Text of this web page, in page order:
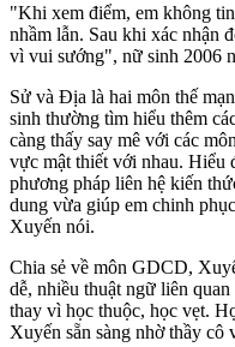
"Khi xem điểm, em không
nhầm lẫn. Sau khi xác nhận
vì vui sướng", nữ sinh 2006
Sử và Địa là hai môn thế
sinh thường tìm hiểu thêm
càng thấy say mê với các
vực mật thiết với nhau. Hiểu
phương pháp liên hệ kiến
dung vừa giúp em chinh
Xuyến nói.
Chia sẻ về môn GDCD,
dễ, nhiều thuật ngữ liên
thay vì học thuộc, học vẹt.
Xuyến sẵn sàng nhờ thầy cô